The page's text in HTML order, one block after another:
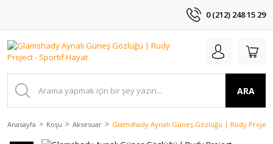
0 (212) 248 15 29
ARA
Anasayfa Koşu Aksesuar Glamshady Aynalı Güneş Gözlüğü | Rudy Project